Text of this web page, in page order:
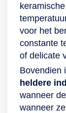
voor het
constante
of delicate
Bovendien
heldere
wanneer
wanneer